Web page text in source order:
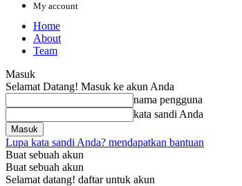
My account
Home
About
Team
Masuk
Selamat Datang! Masuk ke akun Anda
nama pengguna
kata sandi Anda
Lupa kata sandi Anda? mendapatkan bantuan
Buat sebuah akun
Buat sebuah akun
Selamat datang! daftar untuk akun